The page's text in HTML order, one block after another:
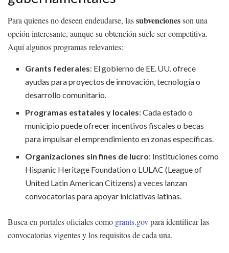
Para quienes no deseen endeudarse, lassubvencionesson una
opción interesante, aunque su obtención suele ser competitiva.
Aquí algunos programas relevantes:
Grants federales: El gobierno de EE. UU. ofrece
ayudas para proyectos de innovación, tecnología o
desarrollo comunitario.
Programas estatales y locales: Cada estado o
municipio puede ofrecer incentivos fiscales o becas
para impulsar el emprendimiento en zonas específicas.
Organizaciones sin fines de lucro: Instituciones como
Hispanic Heritage Foundation o LULAC (League of
United Latin American Citizens) a veces lanzan
convocatorias para apoyar iniciativas latinas.
Busca en portales oficiales como grants.govpara identificar las
convocatorias vigentes y los requisitos de cada una.